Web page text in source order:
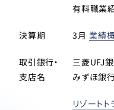
有料職業
決算期 3月 業績
取引銀行・
支店名
三菱UFJ
みずほ銀
リゾート